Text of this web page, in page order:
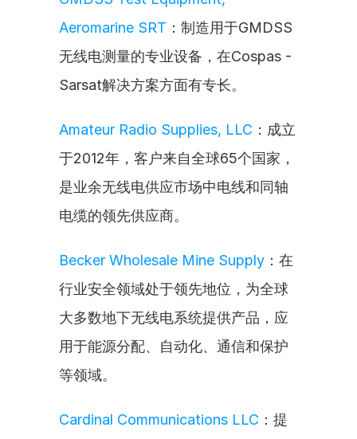
Aeromarine SRT ：制造用于GMDSS
无线电测量的专业设备，在Cospas -
Sarsat解决方案方面有专长。
Amateur Radio Supplies, LLC ：成立
于2012年，客户来自全球65个国家，
是业余无线电供应市场中电线和同轴
电缆的领先供应商。
Becker Wholesale Mine Supply ：在
行业安全领域处于领先地位，为全球
大多数地下无线电系统提供产品，应
用于能源分配、自动化、通信和保护
等领域。
Cardinal Communications LLC ：提